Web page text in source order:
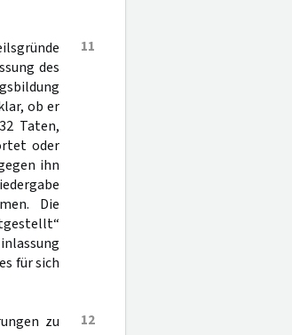
11
des
ob er
Taten,
oder
ihn
Die
für sich
12
zu